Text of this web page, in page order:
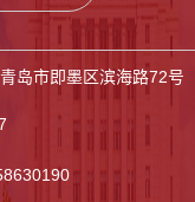
岛市即墨区滨海路72号